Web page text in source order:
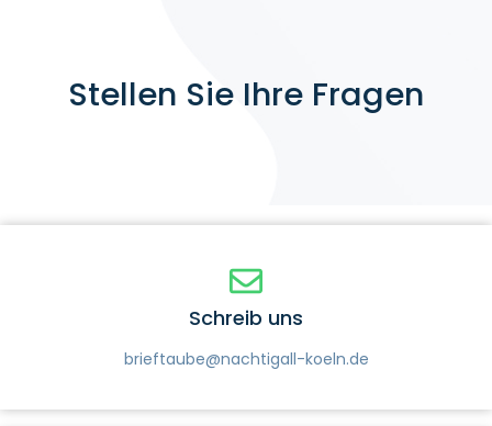
Stellen Sie Ihre Fragen
Schreib uns
brieftaube@nachtigall-koeln.de